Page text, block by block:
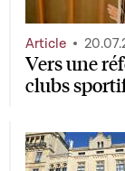
Vers une
clubs
Article